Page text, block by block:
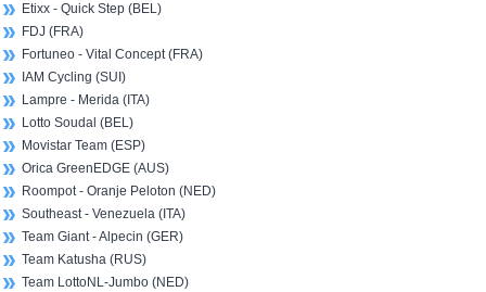
Etixx - Quick Step (BEL)
FDJ (FRA)
Fortuneo - Vital Concept (FRA)
IAM Cycling (SUI)
Lampre - Merida (ITA)
Lotto Soudal (BEL)
Movistar Team (ESP)
Orica GreenEDGE (AUS)
Roompot - Oranje Peloton (NED)
Southeast - Venezuela (ITA)
Team Giant - Alpecin (GER)
Team Katusha (RUS)
Team LottoNL-Jumbo (NED)